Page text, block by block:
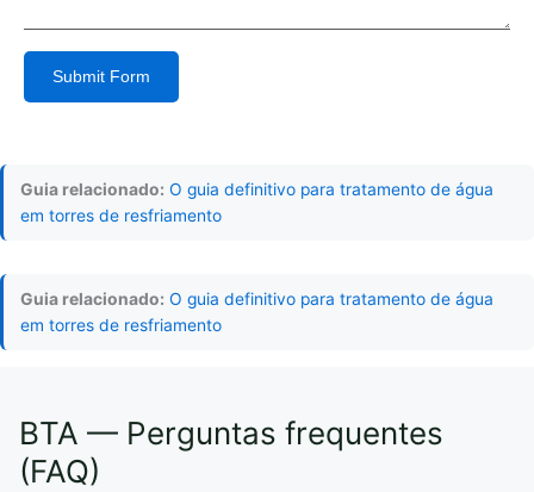
Submit Form
Guia relacionado: O guia definitivo para tratamento de água
em torres de resfriamento
Guia relacionado: O guia definitivo para tratamento de água
em torres de resfriamento
BTA — Perguntas frequentes
(FAQ)